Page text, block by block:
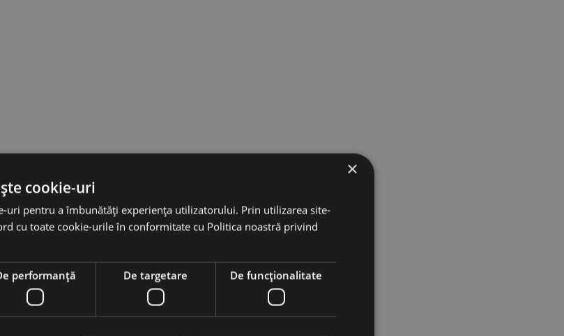
×
cookie-uri
uri pentru a îmbunătăți experiența utilizatorului. Prin utilizarea site-
cu toate cookie-urile în conformitate cu Politica noastră privind
performanță De targetare De funcţionalitate